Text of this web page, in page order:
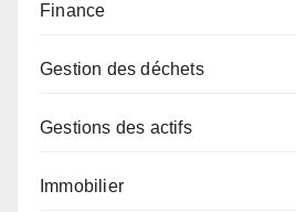
Finance
Gestion des déchets
Gestions des actifs
Immobilier